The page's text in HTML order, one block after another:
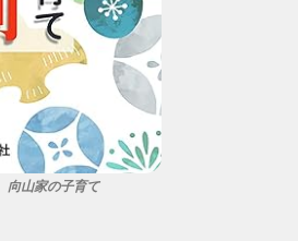
向山家の子育て